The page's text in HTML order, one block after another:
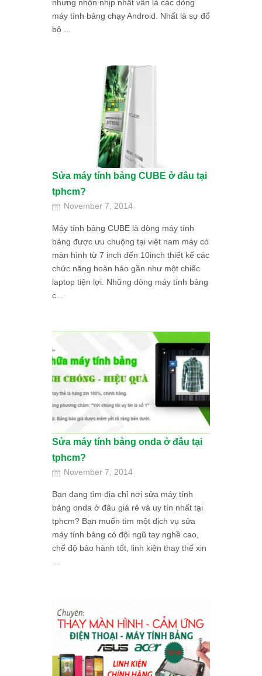
nhưng nhộn nhịp nhất vẫn là các dòng
máy tính bảng chạy Android. Nhất là sự đổ
bộ ...
Sửa máy tính bảng CUBE ở đâu tại
tphcm?
November 7, 2014
Máy tính bảng CUBE là dòng máy tính
bảng được ưu chuộng tại việt nam máy có
màn hình từ 7 inch đến 10inch thiết kế các
chức năng hoàn hảo gần như một chiếc
laptop tiện lợi. Những dòng máy tính bảng
c...
Sửa máy tính bảng onda ở đâu tại
tphcm?
November 7, 2014
Bạn đang tìm địa chỉ nơi sửa máy tính
bảng onda ở đâu giá rẻ và uy tín nhất tại
tphcm? Bạn muốn tìm một dịch vụ sửa
máy tính bảng có đội ngũ tay nghề cao,
chế độ bảo hành tốt, linh kiện thay thế xin